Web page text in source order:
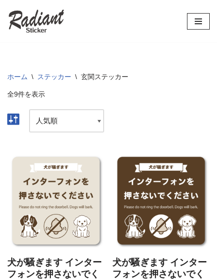
コ
ツ
ス
ッ
ホーム \ ステッカー \ 玄関ステッカー
全9件を表示
犬が騒ぎます インター
フォンを押さないでく
犬が騒ぎます インター
フォンを押さないでく